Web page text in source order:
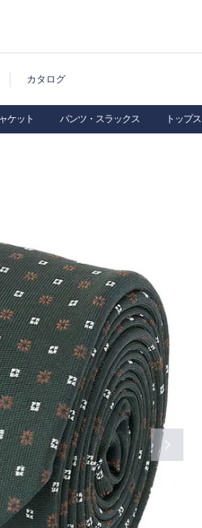
カタログ
ケット パンツ・スラックス トップス